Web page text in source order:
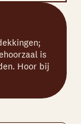
is
Hoor bij